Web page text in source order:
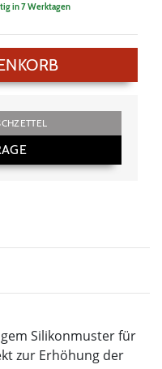
in 7 Werktagen
Silikonmuster für
zur Erhöhung der